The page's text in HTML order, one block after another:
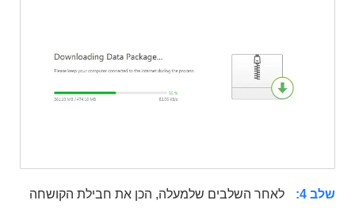
שלב 4:
לאחר השלבים שלמעלה, הכן את חבילת הקושחה